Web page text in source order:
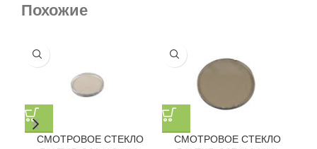
Похожие
СМОТРОВОЕ СТЕКЛО
СМОТРОВОЕ СТЕКЛО